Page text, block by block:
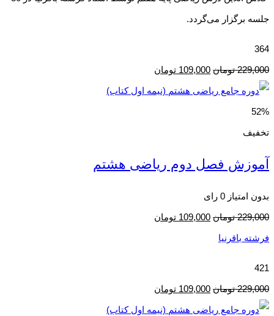
جلسه برگزار می‌گردد.
364
229,000 تومان 109,000 تومان
52%
تخفیف
آموزش فصل دوم ریاضی هشتم
بدون امتیاز 0 رای
229,000 تومان 109,000 تومان
فرشته باقرنیا
421
229,000 تومان 109,000 تومان